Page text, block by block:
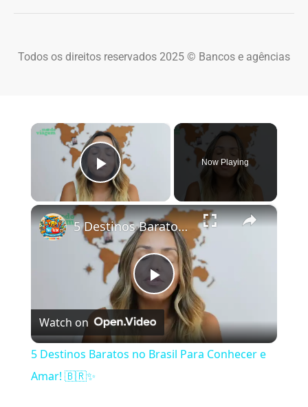
Todos os direitos reservados 2025 © Bancos e agências
×
Play Video
Now Playing
×
Play Video
5 Destinos Baratos no Brasil Para Conhecer e Amar! 🇧🇷✨
Watch on
5 Destinos Baratos no Brasil Para Conhecer e
Amar! 🇧🇷✨